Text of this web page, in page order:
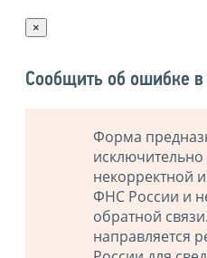
×
Сообщить об ошибке в
Форма
некорректной
ФНС России и
обратной
направляется